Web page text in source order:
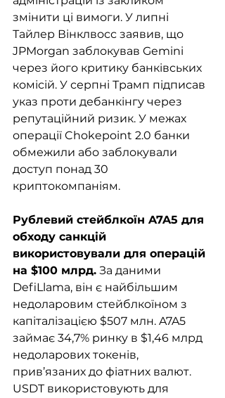
змінити ці вимоги. У липні
Тайлер Вінклвосс заявив, що
JPMorgan заблокував Gemini
через його критику банківських
комісій. У серпні Трамп підписав
указ проти дебанкінгу через
репутаційний ризик. У межах
операції Chokepoint 2.0 банки
обмежили або заблокували
доступ понад 30
криптокомпаніям.
Рублевий стейблкоїн A7A5 для
обходу санкцій
використовували для операцій
на $100 млрд. За даними
DefiLlama, він є найбільшим
недоларовим стейблкоїном з
капіталізацією $507 млн. A7A5
займає 34,7% ринку в $1,46 млрд
недоларових токенів,
прив’язаних до фіатних валют.
USDT використовують для